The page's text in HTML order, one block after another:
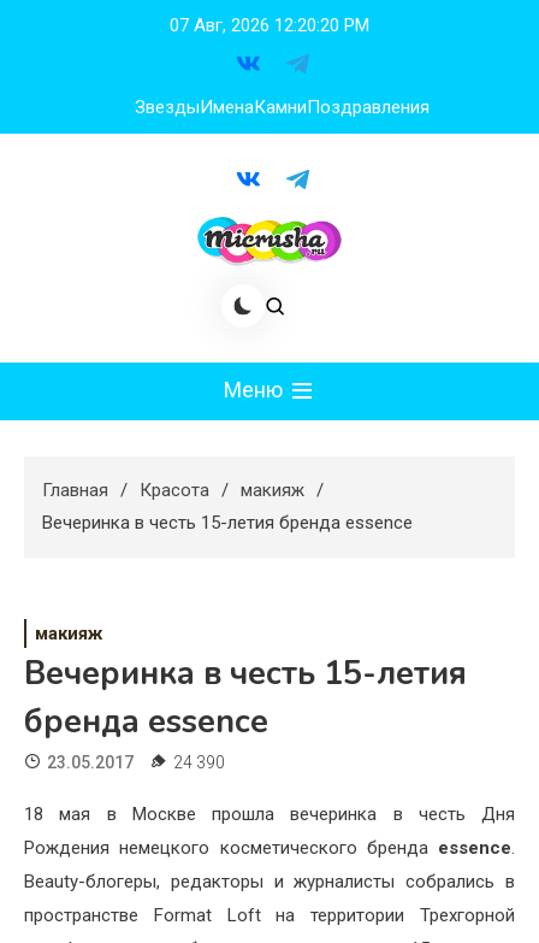
07 Авг, 2026 12:20:21 PM
ЗвездыИменаКамниПоздравления
Меню
Худеем
Дом
Жизнь
Хобби
Красота
Недвижимость
Главная Красота
макияж
Вечеринка в честь 15-летия бренда essence
макияж
Вечеринка в честь 15-летия
бренда essence
23.05.2017 24 390
18 мая в Москве прошла вечеринка в честь Дня
Рождения немецкого косметического бренда essence.
Beauty-блогеры, редакторы и журналисты собрались в
пространстве Format Loft на территории Трехгорной